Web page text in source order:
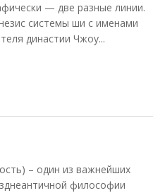
— две разные линии.
системы ши с именами
династии Чжоу...
– один из важнейших
философии